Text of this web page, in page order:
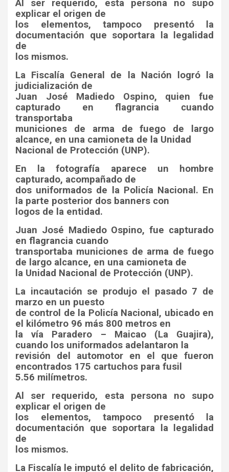
Al ser requerido, esta persona no supo
explicar el origen de
los elementos, tampoco presentó la
documentación que soportara la legalidad
de
los mismos.
La Fiscalía General de la Nación logró la
judicialización de
Juan José Madiedo Ospino, quien fue
capturado en flagrancia cuando
transportaba
municiones de arma de fuego de largo
alcance, en una camioneta de la Unidad
Nacional de Protección (UNP).
En la fotografía aparece un hombre
capturado, acompañado de
dos uniformados de la Policía Nacional. En
la parte posterior dos banners con
logos de la entidad.
Juan José Madiedo Ospino, fue capturado
en flagrancia cuando
transportaba municiones de arma de fuego
de largo alcance, en una camioneta de
la Unidad Nacional de Protección (UNP).
La incautación se produjo el pasado 7 de
marzo en un puesto
de control de la Policía Nacional, ubicado en
el kilómetro 96 más 800 metros en
la vía Paradero – Maicao (La Guajira),
cuando los uniformados adelantaron la
revisión del automotor en el que fueron
encontrados 175 cartuchos para fusil
5.56 milímetros.
Al ser requerido, esta persona no supo
explicar el origen de
los elementos, tampoco presentó la
documentación que soportara la legalidad
de
los mismos.
La Fiscalía le imputó el delito de fabricación,